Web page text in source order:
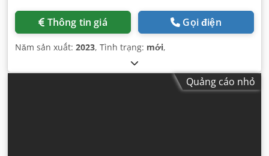
Thông tin giá Gọi điện
Năm sản xuất: 2023, Tình trạng: mới,
Quảng cáo nhỏ